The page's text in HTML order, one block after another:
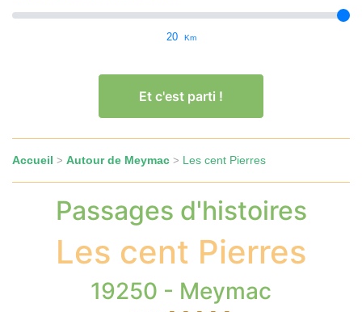
20 Km
Et c'est parti !
Accueil > Autour de Meymac > Les cent Pierres
Passages d'histoires
Les cent Pierres
19250 - Meymac